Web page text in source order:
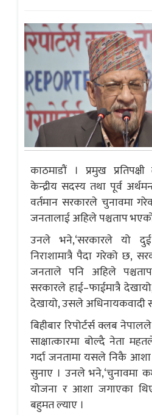
काठमाडौं । प्रमुख
केन्द्रीय सदस्य तथा पूर्व
वर्तमान सरकारले चुनावमा
जनतालाई अहिले पश्चताप
उनले भने,‘सरकारले यो
निराशामात्रै पैदा गरेको छ,
जनताले पनि अहिले
सरकारले हाई–फाईमात्रै
देखायो, उसले अधिनायकवादी
बिहीबार रिपोर्टर्स क्लब
साक्षात्कारमा बोल्दै नेता
गर्दा जनतामा यसले निकै आशा
सुनाए । उनले भने,‘चुनावमा
योजना र आशा जगाएका
बहुमत ल्याए ।